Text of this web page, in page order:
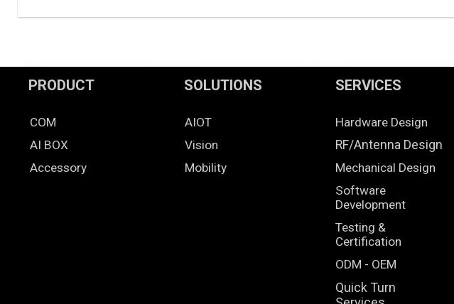
PRODUCT
COM
AI BOX
Accessory
SOLUTIONS
AIOT
Vision
Mobility
SERVICES
Hardware Design
RF/Antenna Design
Mechanical Design
Software
Development
Testing &
Certification
ODM - OEM
Quick Turn